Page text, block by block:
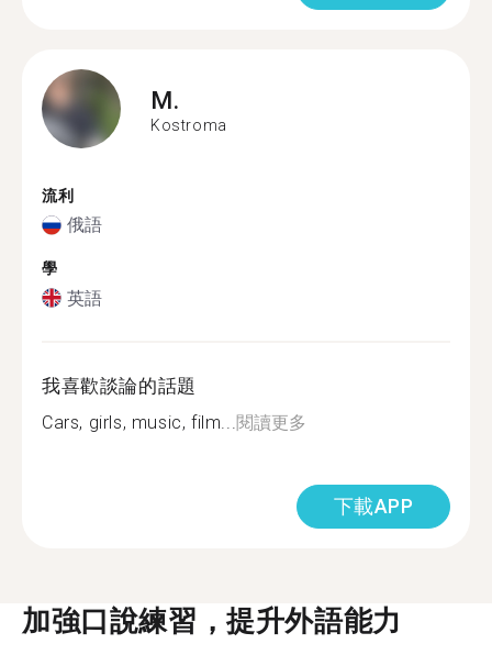
M.
Kostroma
流利
俄語
學
英語
我喜歡談論的話題
Cars, girls, music, film... 閱讀更多
下載APP
加強口說練習，提升外語能力